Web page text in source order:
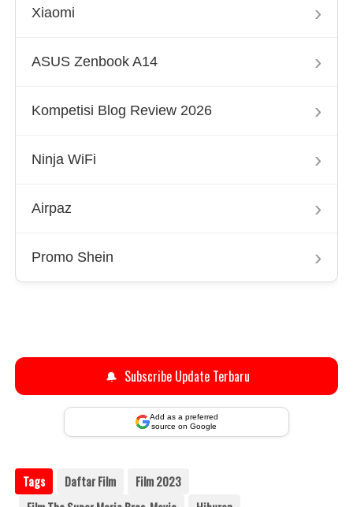
Xiaomi ›
ASUS Zenbook A14 ›
Kompetisi Blog Review 2026 ›
Ninja WiFi ›
Airpaz ›
Promo Shein ›
🔔 Subscribe Update Terbaru
Add as a preferred
source on Google
Tags Daftar Film
Film 2023